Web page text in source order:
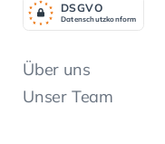
Über uns
Unser Team
Datenschutzkonform
DSGVO